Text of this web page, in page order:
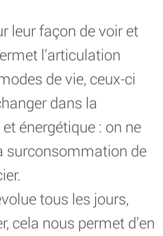
leur façon de voir et
l’articulation
de vie, ceux-ci
dans la
énergétique : on ne
surconsommation de
tous les jours,
cela nous permet d’en